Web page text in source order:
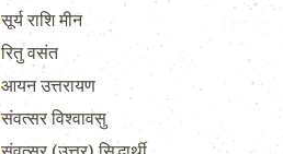
सूर्य राशि मीन
रितु वसंत
आयन उत्तरायण
संवत्सर विश्वावसु